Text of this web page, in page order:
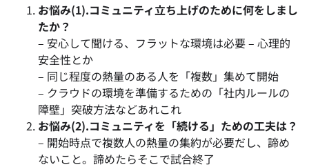
お悩み(1).コミュニティ立ち上げのために何をしまし
たか？
– 安心して聞ける、フラットな環境は必要 – 心理的
安全性とか
– 同じ程度の熱量のある人を「複数」集めて開始
– クラウドの環境を準備するための「社内ルールの
障壁」突破方法などあれこれ
お悩み(2).コミュニティを「続ける」ための工夫は？
– 開始時点で複数人の熱量の集約が必要だし、諦め
ないこと。諦めたらそこで試合終了